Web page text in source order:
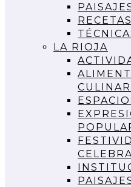
RECETAS
LA RIOJA